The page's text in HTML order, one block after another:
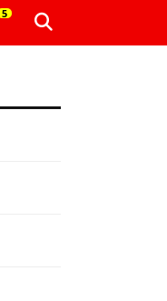
5